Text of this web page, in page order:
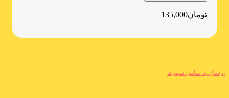
تومان135,000
ارسال به تمامی شهرها